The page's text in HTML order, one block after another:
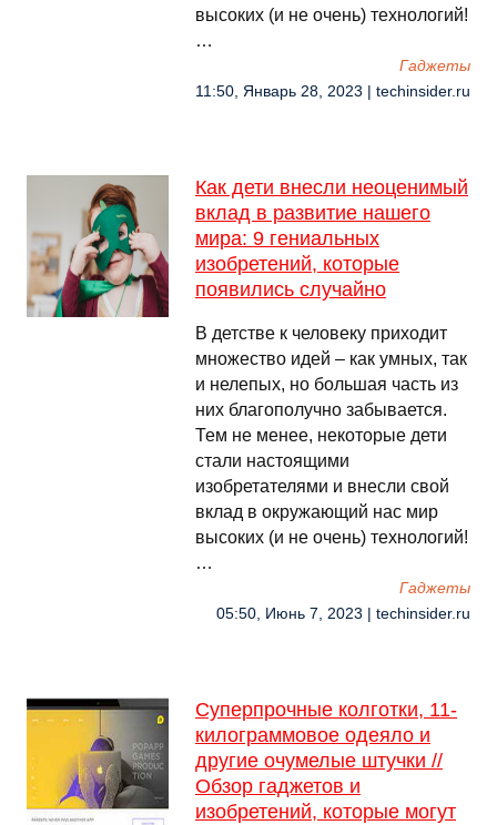
высоких (и не очень) технологий!
…
Гаджеты
11:50, Январь 28, 2023 | techinsider.ru
Как дети внесли неоценимый
вклад в развитие нашего
мира: 9 гениальных
изобретений, которые
появились случайно
В детстве к человеку приходит
множество идей – как умных, так
и нелепых, но большая часть из
них благополучно забывается.
Тем не менее, некоторые дети
стали настоящими
изобретателями и внесли свой
вклад в окружающий нас мир
высоких (и не очень) технологий!
…
Гаджеты
05:50, Июнь 7, 2023 | techinsider.ru
Суперпрочные колготки, 11-
килограммовое одеяло и
другие очумелые штучки //
Обзор гаджетов и
изобретений, которые могут